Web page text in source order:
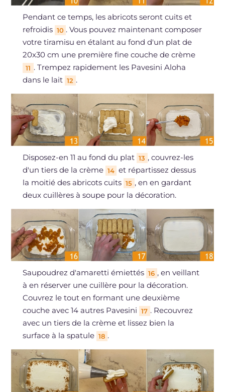
Pendant ce temps, les abricots seront cuits et
refroidis 10 . Vous pouvez maintenant composer
votre tiramisu en étalant au fond d'un plat de
20x30 cm une première fine couche de crème
11 . Trempez rapidement les Pavesini Aloha
dans le lait 12 .
Disposez-en 11 au fond du plat 13 , couvrez-les
d'un tiers de la crème 14 et répartissez dessus
la moitié des abricots cuits 15 , en en gardant
deux cuillères à soupe pour la décoration.
Saupoudrez d'amaretti émiettés 16 , en veillant
à en réserver une cuillère pour la décoration.
Couvrez le tout en formant une deuxième
couche avec 14 autres Pavesini 17 . Recouvrez
avec un tiers de la crème et lissez bien la
surface à la spatule 18 .